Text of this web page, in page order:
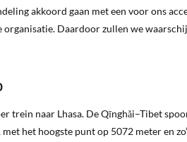
akkoord gaan met een voor ons
organisatie. Daardoor zullen we
trein naar Lhasa. De Qīnghǎi–Tibet
het hoogste punt op 5072 meter en